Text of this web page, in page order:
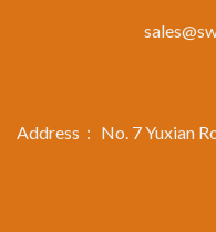
Address： No. 7 Yuxian